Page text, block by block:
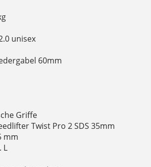
unisex
60mm
Griffe
Twist Pro 2 SDS 35mm
mm
L